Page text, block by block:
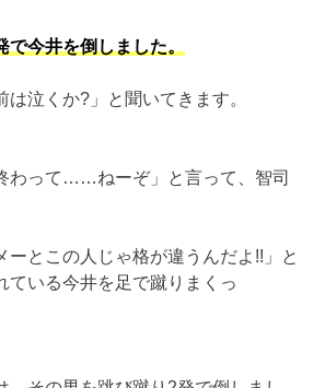
今井を倒しました。
は泣くか?」と聞いてきます。
わって……ねーぞ」と言って、智司
ーとこの人じゃ格が違うんだよ!!」と
ている今井を足で蹴りまくっ